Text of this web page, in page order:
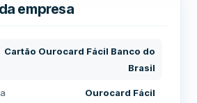
empresa
Cartão Ourocard Fácil Banco do
Brasil
Ourocard Fácil